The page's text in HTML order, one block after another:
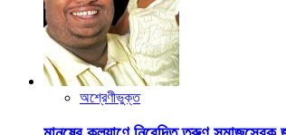
অশ্রেণীভুক্ত